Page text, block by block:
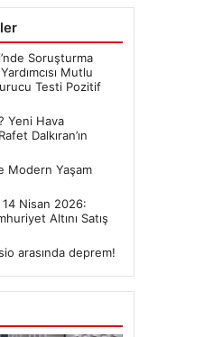
Soruşturma
Mutlu
Testi Pozitif
Yeni Hava
Dalkıran’ın
Modern Yaşam
14 Nisan 2026:
Altını Satış
arasında deprem!